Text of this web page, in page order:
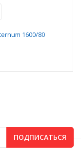
1600/80
ПОДПИСАТЬСЯ